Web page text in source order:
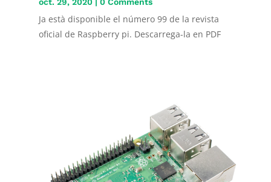
Ja està disponible el número 99 de la revista
oficial de Raspberry pi. Descarrega-la en PDF